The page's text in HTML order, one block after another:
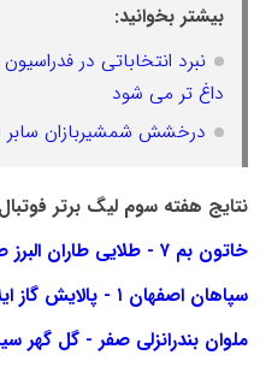
بیشتر بخوانید:
نبرد انتخاباتی در
داغ تر می شود
درخشش شمشیربازان سابر
نتایج هفته سوم لیگ برتر
خاتون بم ۷ - طلایی طاران البرز صفر
سپاهان اصفهان ۱ - پالایش گاز ایلام صفر
ملوان بندرانزلی صفر - گل گهر